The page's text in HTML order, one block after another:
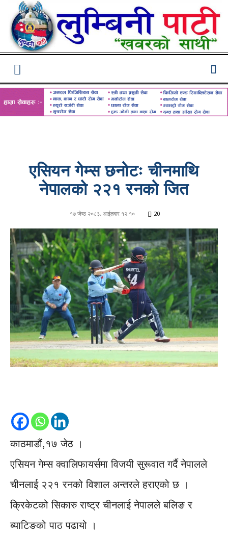
एसियन गेम्स छनोटः चीनमाथि
नेपालको २२१ रनको जित
१७ जेष्ठ २०८३, आईतवार १२:१० 20
काठमाडौं,१७ जेठ ।
एसियन गेम्स क्वालिफायर्समा विजयी सुरूवात गर्दै नेपालले
चीनलाई २२१ रनको विशाल अन्तरले हराएको छ ।
क्रिकेटको सिकारु राष्ट्र चीनलाई नेपालले बलिङ र
ब्याटिङको पाठ पढायो ।